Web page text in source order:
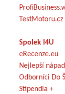
TestMotoru.cz
Spolek I4U
eRecenze.eu
Nejlepší nápad
Odborníci Do
Stipendia +